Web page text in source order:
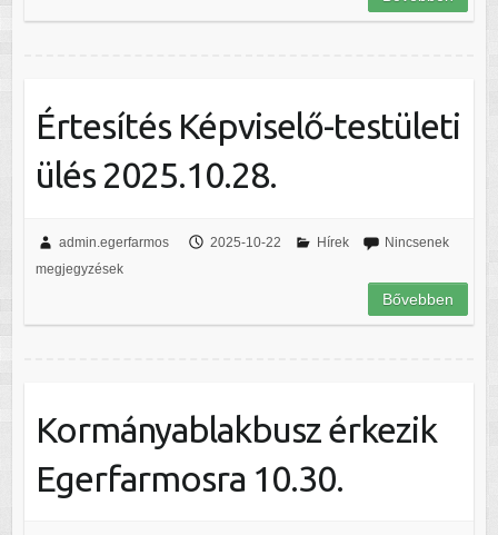
Értesítés Képviselő-testületi
ülés 2025.10.28.
admin.egerfarmos 2025-10-22 Hírek
Nincsenek
megjegyzések
Bővebben
Kormányablakbusz érkezik
Egerfarmosra 10.30.